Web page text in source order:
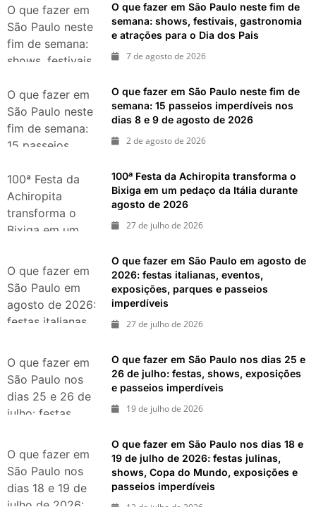
O que fazer em
São Paulo neste
fim de semana:
shows, festivais,
atrações para o
Dia dos Pais
O que fazer em São Paulo neste fim de
semana: shows, festivais, gastronomia
e atrações para o Dia dos Pais
7 de agosto de 2026
O que fazer em
São Paulo neste
fim de semana:
15 passeios
dias 8 e 9 de
agosto de 2026
O que fazer em São Paulo neste fim de
semana: 15 passeios imperdíveis nos
dias 8 e 9 de agosto de 2026
2 de agosto de 2026
100ª Festa da
Achiropita
transforma o
Bixiga em um
durante agosto
de 2026
100ª Festa da Achiropita transforma o
Bixiga em um pedaço da Itália durante
agosto de 2026
27 de julho de 2026
O que fazer em
São Paulo em
agosto de 2026:
festas italianas,
exposições,
parques e
passeios
imperdíveis
O que fazer em São Paulo em agosto de
2026: festas italianas, eventos,
exposições, parques e passeios
imperdíveis
27 de julho de 2026
O que fazer em
São Paulo nos
dias 25 e 26 de
julho: festas,
exposições e
passeios
imperdíveis
O que fazer em São Paulo nos dias 25 e
26 de julho: festas, shows, exposições
e passeios imperdíveis
19 de julho de 2026
O que fazer em
São Paulo nos
dias 18 e 19 de
O que fazer em São Paulo nos dias 18 e
19 de julho de 2026: festas julinas,
shows, Copa do Mundo, exposições e
passeios imperdíveis